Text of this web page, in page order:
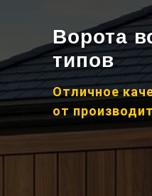
Ворота
типов
Отличное
от